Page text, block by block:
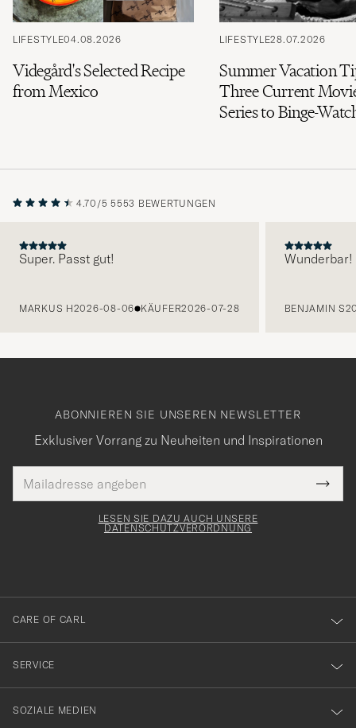
LIFESTYLE04.08.2026
Videgård's Selected Recipe
from Mexico
LIFESTYLE28.07.2026
Summer Vacation
Three Current
Series to Binge-
4.70/5 5553 BEWERTUNGEN
Super. Passt gut!
MARKUS H2026-08-06 KÄUFER2026-07-28
Wunderbar!
BENJAMIN S
ABONNIEREN SIE UNSEREN NEWSLETTER
Exklusiver Vorrang zu Neuheiten und Inspirationen
Mail
Adresse
Tack
för
dig
till
vårt
nyhetsbrev!
LESEN SIE DAZU AUCH UNSERE
DATENSCHUTZVERORDNUNG
CARE OF CARL
SERVICE
SOZIALE MEDIEN